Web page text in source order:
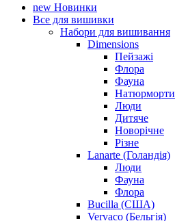
new Новинки
Все для вишивки
Набори для вишивання
Dimensions
Пейзажі
Флора
Фауна
Натюрморти
Люди
Дитяче
Новорічне
Різне
Lanarte (Голандія)
Люди
Фауна
Флора
Bucilla (США)
Vervaco (Бельгія)